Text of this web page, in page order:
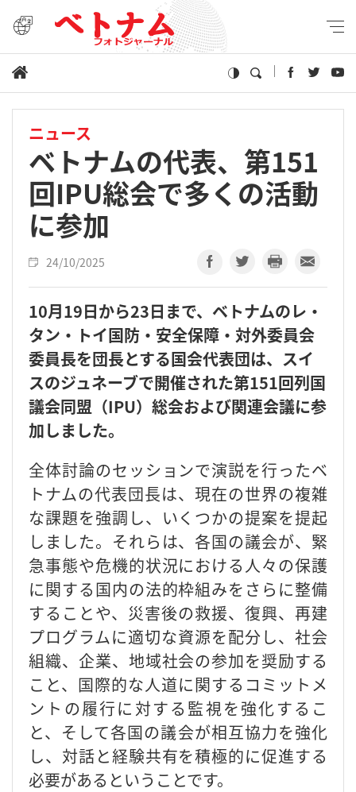
ニュース
ベトナムの代表、第151
回IPU総会で多くの活動
に参加
24/10/2025
10月19日から23日まで、ベトナムのレ・
タン・トイ国防・安全保障・対外委員会
委員長を団長とする国会代表団は、スイ
スのジュネーブで開催された第151回列国
議会同盟（IPU）総会および関連会議に参
加しました。
全体討論のセッションで演説を行ったベ
トナムの代表団長は、現在の世界の複雑
な課題を強調し、いくつかの提案を提起
しました。それらは、各国の議会が、緊
急事態や危機的状況における人々の保護
に関する国内の法的枠組みをさらに整備
することや、災害後の救援、復興、再建
プログラムに適切な資源を配分し、社会
組織、企業、地域社会の参加を奨励する
こと、国際的な人道に関するコミットメ
ントの履行に対する監視を強化するこ
と、そして各国の議会が相互協力を強化
し、対話と経験共有を積極的に促進する
必要があるということです。